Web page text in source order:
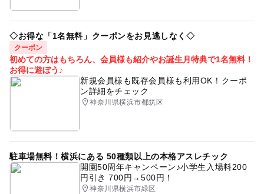
◇お得な「1名無料」クーポンをお見逃しなく◇
クーポン
初めての方はもちろん、会員様も紹介やお誕生月特典で1名無料！
お得に遊ぼう♪
新規会員様も既存会員様も利用OK！クーポ
ン詳細をチェック
神奈川県横浜市都筑区
駐車場無料！横浜にある 50種類以上の本格アスレチック
開園50周年キャンペーン♪小学生入場料200
円引き 700円→500円！
神奈川県横浜市緑区